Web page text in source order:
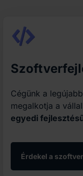
Cégünk a
megalkotja a
egyedi
Érdekel a